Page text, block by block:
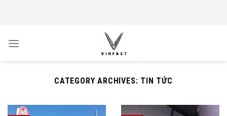
CATEGORY ARCHIVES: TIN TỨC